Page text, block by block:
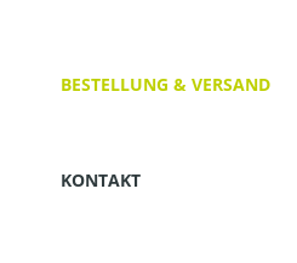
BESTELLUNG & VERSAND
KONTAKT